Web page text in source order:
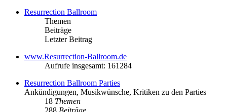
Resurrection Ballroom
Themen
Beiträge
Letzter Beitrag
www.Resurrection-Ballroom.de
Aufrufe insgesamt: 161284
Resurrection Ballroom Parties
Ankündigungen, Musikwünsche, Kritiken zu den Parties
18 Themen
288 Beiträge